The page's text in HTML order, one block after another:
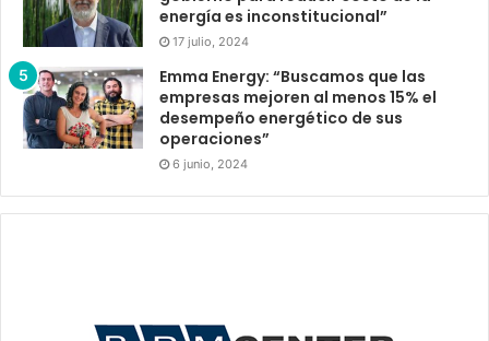
energía es inconstitucional”
17 julio, 2024
Emma Energy: “Buscamos que las
empresas mejoren al menos 15% el
desempeño energético de sus
operaciones”
6 junio, 2024